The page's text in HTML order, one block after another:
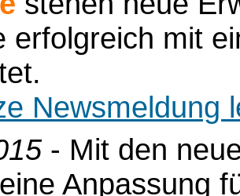
erfolgreich mit
Newsmeldung
- Mit den
Anpassung